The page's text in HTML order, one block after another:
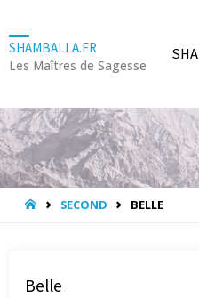
SHAMBALLA.FR
Les Maîtres de Sagesse
HOMESECOND BELLE
Belle